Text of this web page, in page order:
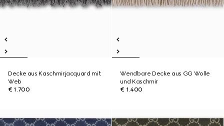
Decke aus Kaschmirjacquard mit
Web
€ 1.700
Wendbare Decke aus GG Wolle
und Kaschmir
€ 1.400